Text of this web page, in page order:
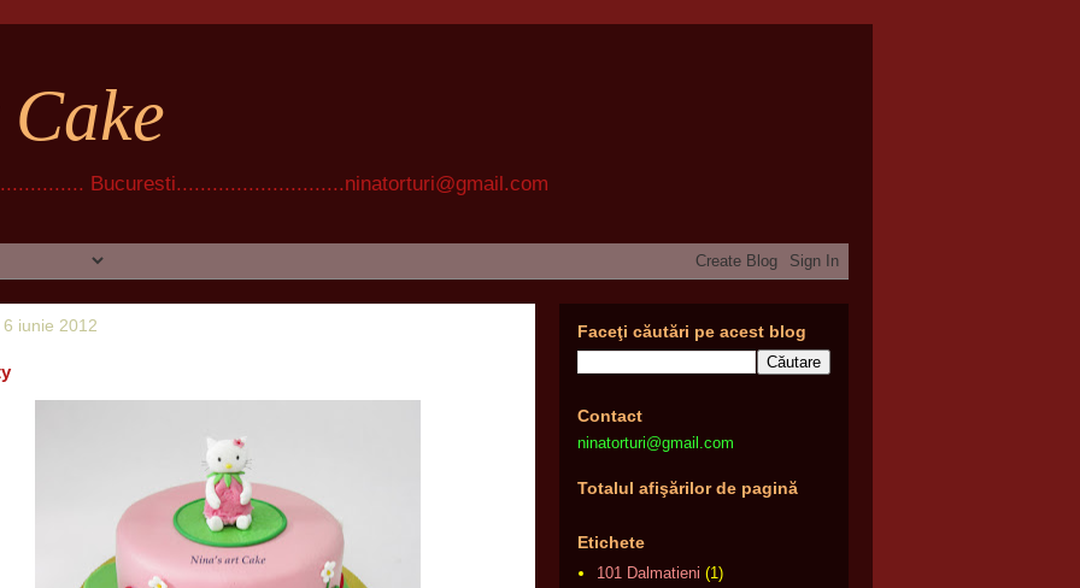
Bucuresti............................ninatorturi@gmail.com
iunie 2012 Faceţi căutări pe acest blog
Contact
ninatorturi@gmail.com
Totalul afişărilor de pagină
Etichete
101 Dalmatieni (1)